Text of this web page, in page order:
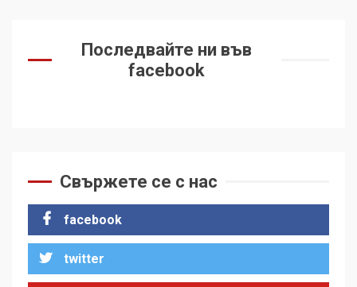
Последвайте ни във
facebook
Свържете се с нас
facebook
twitter